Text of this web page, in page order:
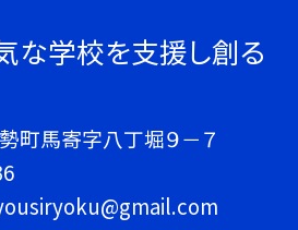
な学校を支援し創る
町馬寄字八丁堀９－７